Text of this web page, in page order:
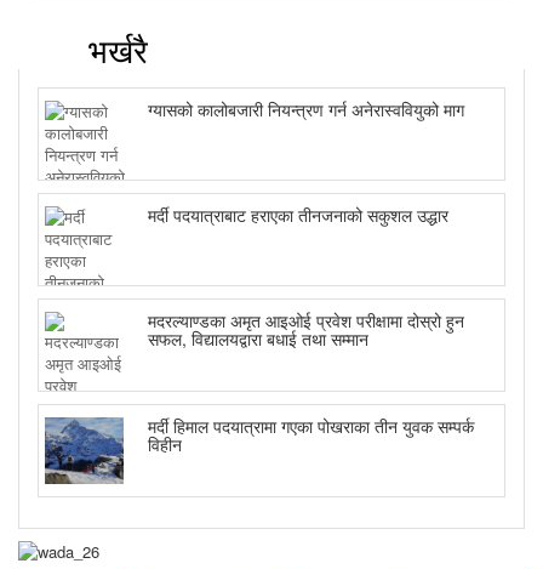
भर्खरै
ग्यासको कालोबजारी नियन्त्रण गर्न अनेरास्ववियुको माग
मर्दी पदयात्राबाट हराएका तीनजनाको सकुशल उद्धार
मदरल्याण्डका अमृत आइओई प्रवेश परीक्षामा दोस्रो हुन
सफल, विद्यालयद्वारा बधाई तथा सम्मान
मर्दी हिमाल पदयात्रामा गएका पोखराका तीन युवक सम्पर्क
विहीन